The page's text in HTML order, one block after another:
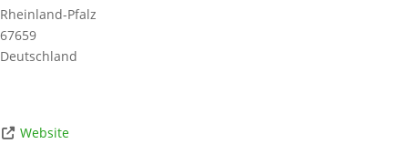
Rheinland-Pfalz
67659
Deutschland
Website